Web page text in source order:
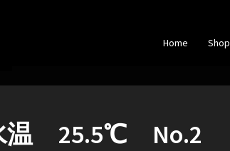
Home Shop
25.5℃ No.2